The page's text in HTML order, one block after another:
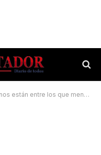
los que menos gastan por compra